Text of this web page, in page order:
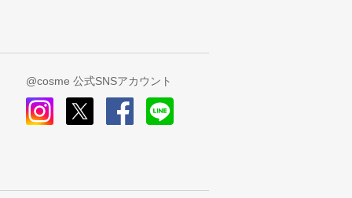
@cosme 公式SNSアカウント